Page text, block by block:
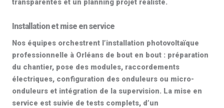
transparentes et un planning projet réaliste.
Installation et mise en service
Nos équipes orchestrent l’installation photovoltaïque
professionnelle à Orléans de bout en bout : préparation
du chantier, pose des modules, raccordements
électriques, configuration des onduleurs ou micro-
onduleurs et intégration de la supervision. La mise en
service est suivie de tests complets, d’un